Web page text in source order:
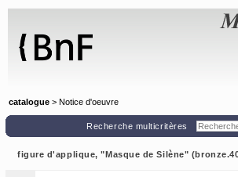
catalogue > Notice d'oeuvre
Recherche multicritères
figure d'applique, "Masque de Silène"